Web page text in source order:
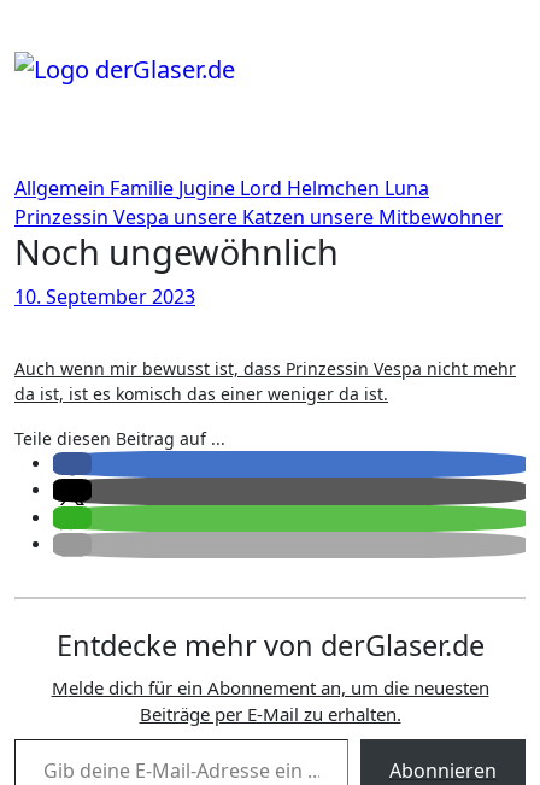
springen
Allgemein Familie Jugine Lord Helmchen Luna
Prinzessin Vespa unsere Katzen unsere Mitbewohner
Noch ungewöhnlich
10. September 2023
Auch wenn mir bewusst ist, dass Prinzessin Vespa nicht mehr
da ist, ist es komisch das einer weniger da ist.
Teile diesen Beitrag auf ...
Entdecke mehr von derGlaser.de
Melde dich für ein Abonnement an, um die neuesten
Beiträge per E-Mail zu erhalten.
Gib deine E-Mail-Adresse ein ...
Abonnieren